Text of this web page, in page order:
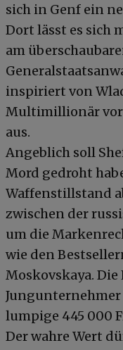
sich in Genf ein
Dort lässt es sich
am
inspiriert von
Multimillionär vor
aus.
Angeblich soll
Mord gedroht
Waffenstillstand
zwischen der
um die
wie den
Moskovskaya.
Jungunternehmer
lumpige 445 000
Der wahre Wert